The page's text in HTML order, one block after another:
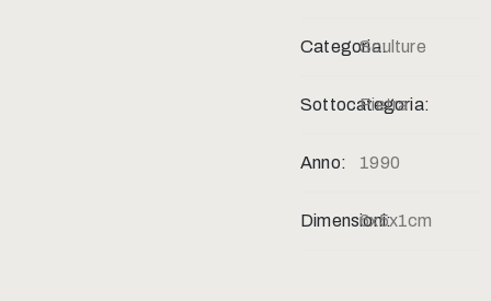
Categoria:Sculture
Sottocategoria:
Pietra
Anno: 1990
Dimensioni:6x5x1cm